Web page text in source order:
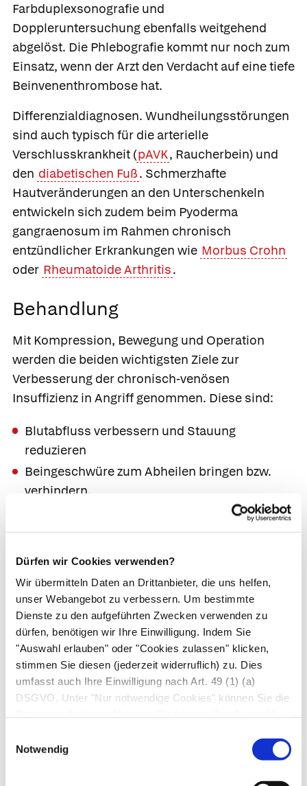
Dürfen wir Cookies verwenden?
Wir übermitteln Daten an Drittanbieter, die uns helfen,
unser Webangebot zu verbessern. Um bestimmte
Dienste zu den aufgeführten Zwecken verwenden zu
dürfen, benötigen wir Ihre Einwilligung. Indem Sie
"Auswahl erlauben" oder "Cookies zulassen" klicken,
stimmen Sie diesen (jederzeit widerruflich) zu. Dies
umfasst auch Ihre Einwilligung nach Art. 49 (1) (a)
DSGVO. Unter "Nur notwendige Cookies" können Sie die
Notwendig
Farbduplexsonografie und
Doppleruntersuchung ebenfalls weitgehend
abgelöst. Die Phlebografie kommt nur noch zum
Einsatz, wenn der Arzt den Verdacht auf eine tiefe
Beinvenenthrombose hat.
Differenzialdiagnosen. Wundheilungsstörungen
sind auch typisch für die arterielle
Verschlusskrankheit (pAVK, Raucherbein) und
den diabetischen Fuß. Schmerzhafte
Hautveränderungen an den Unterschenkeln
entwickeln sich zudem beim Pyoderma
gangraenosum im Rahmen chronisch
entzündlicher Erkrankungen wie Morbus Crohn
oder Rheumatoide Arthritis.
Behandlung
Mit Kompression, Bewegung und Operation
werden die beiden wichtigsten Ziele zur
Verbesserung der chronisch-venösen
Insuffizienz in Angriff genommen. Diese sind:
Blutabfluss verbessern und Stauung
reduzieren
Beingeschwüre zum Abheilen bringen bzw.
verhindern.
Verbesserung des Blutabflusses
Um den venösen Blutstau im Bein zu beenden
und den Blutabfluss so weit wie möglich zu
verbessern, stehen dem Arzt vor allem die
Kompressionsbehandlungund je nach Ursache
auch operative Verfahren zur Verfügung.
Krampfadern.Sind ausschließlich
Aussackungen und funktionslose Klappen des
oberflächlichen Venensystems und der
ist durch konsequentes Tragen von
Kompressionsstrümpfen oder durch eine